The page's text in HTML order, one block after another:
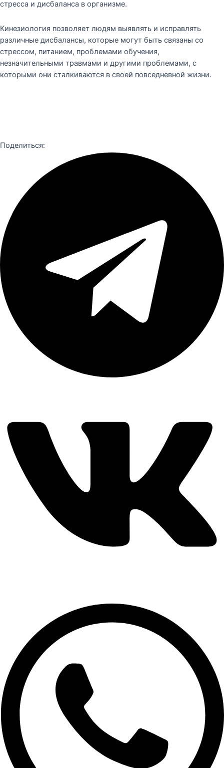
стресса и дисбаланса в организме.
Кинезиология позволяет людям выявлять и исправлять
различные дисбалансы, которые могут быть связаны со
стрессом, питанием, проблемами обучения,
незначительными травмами и другими проблемами, с
которыми они сталкиваются в своей повседневной жизни.
Поделиться: